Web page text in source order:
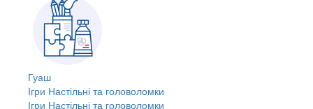
Гуаш
Ігри Настільні та головоломки
Ігри Настільні та головоломки